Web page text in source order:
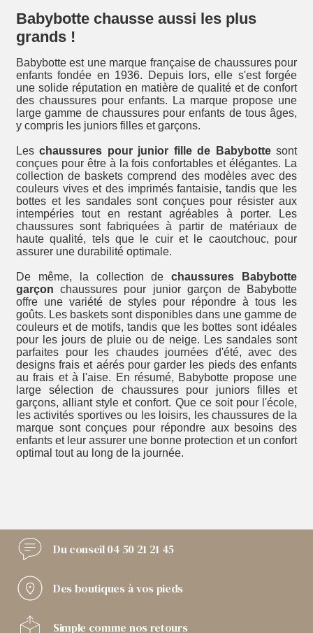
Babybotte chausse aussi les plus
grands !
Babybotte est une marque française de chaussures pour
enfants fondée en 1936. Depuis lors, elle s'est forgée
une solide réputation en matière de qualité et de confort
des chaussures pour enfants. La marque propose une
large gamme de chaussures pour enfants de tous âges,
y compris les juniors filles et garçons.
Leschaussures pour junior fille de Babybottesont
conçues pour être à la fois confortables et élégantes. La
collection de baskets comprend des modèles avec des
couleurs vives et des imprimés fantaisie, tandis que les
bottes et les sandales sont conçues pour résister aux
intempéries tout en restant agréables à porter. Les
chaussures sont fabriquées à partir de matériaux de
haute qualité, tels que le cuir et le caoutchouc, pour
assurer une durabilité optimale.
De même, la collection dechaussures Babybotte
garçon chaussures pour junior garçon de Babybotte
offre une variété de styles pour répondre à tous les
goûts. Les baskets sont disponibles dans une gamme de
couleurs et de motifs, tandis que les bottes sont idéales
pour les jours de pluie ou de neige. Les sandales sont
parfaites pour les chaudes journées d'été, avec des
designs frais et aérés pour garder les pieds des enfants
au frais et à l'aise. En résumé, Babybotte propose une
large sélection de chaussures pour juniors filles et
garçons, alliant style et confort. Que ce soit pour l'école,
les activités sportives ou les loisirs, les chaussures de la
marque sont conçues pour répondre aux besoins des
enfants et leur assurer une bonne protection et un confort
optimal tout au long de la journée.
Du conseil04 50 21 21 45
Des boutiques à vos pieds
Simple comme nos retours